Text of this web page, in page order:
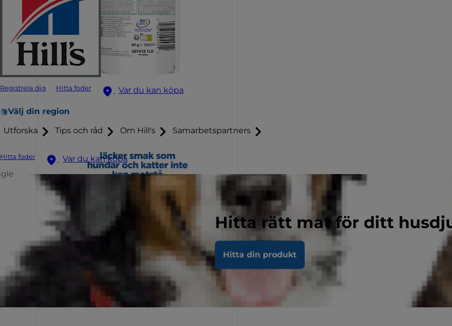
Registrera dig Hitta foder Var du kan köpa
Välj din region
Utforska Tips och råd Om Hill's Samarbetspartners
Hitta foder
Var du kan köpa
Hitta rätt mat för ditt
Hitta din produkt